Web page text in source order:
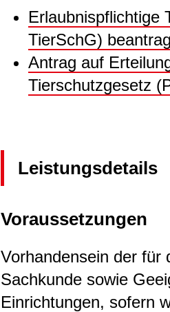
Erlaubnispflichtige
TierSchG)
Antrag auf
Tierschutzgesetz
Leistungsdetails
Voraussetzungen
Vorhandensein der für
Sachkunde sowie
Einrichtungen, sofern